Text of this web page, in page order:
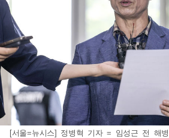
[서울=뉴시스] 정병혁 기자 = 임성근 전 해